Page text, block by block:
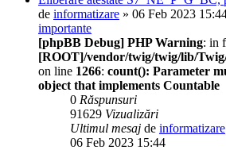
de informatizare » 06 Feb 2023
importante
[phpBB Debug] PHP Warning: in
[ROOT]/vendor/twig/twig/lib/
on line 1266: count(): Parameter
object that implements Countable
0 Răspunsuri
91629 Vizualizări
Ultimul mesaj de informatizare
06 Feb 2023 15:44